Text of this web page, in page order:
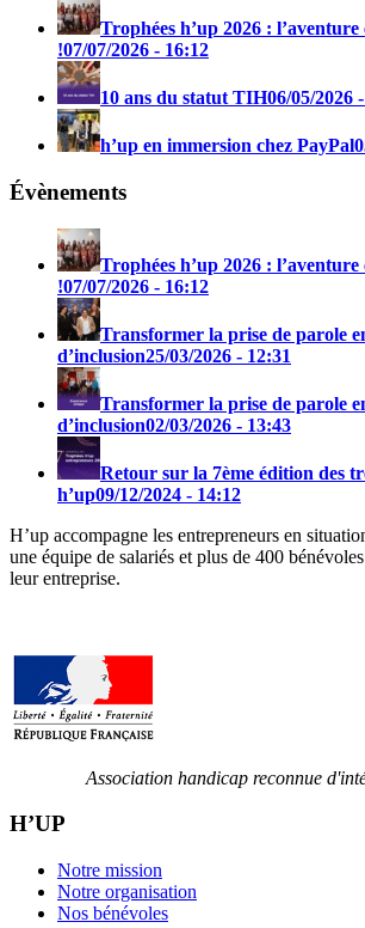
Trophées h’up 2026 :
!07/07/2026 - 16:12
10 ans du statut TIH06/05/2026
h’up en immersion chez PayPal
Évènements
Trophées h’up 2026 :
!07/07/2026 - 16:12
Transformer la prise de parole
d’inclusion25/03/2026 - 12:31
Transformer la prise de parole
d’inclusion02/03/2026 - 13:43
Retour sur la 7ème édition des
h’up09/12/2024 - 14:12
H’up accompagne​​ les entrepreneurs en
une équipe de salariés et plus de 400
leur entreprise.
Association handicap reconnue
H’UP
Notre mission
Notre organisation
Nos bénévoles